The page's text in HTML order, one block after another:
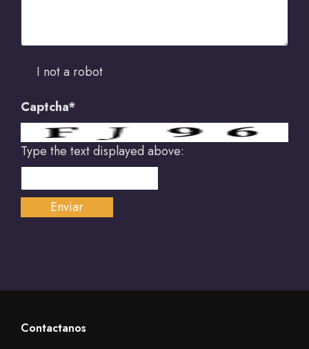
I not a robot
Captcha*
Type the text displayed above:
Contactanos